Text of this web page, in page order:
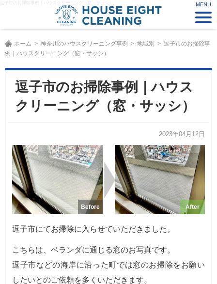
逗子市のお掃除事例｜ハウスクリーニング（窓・サッシ）
ホーム 神奈川のハウスクリーニング事例 地域別
逗子市のお掃除事
例｜ハウスクリーニング（窓・サッシ）
逗子市のお掃除事例｜ハウス
クリーニング（窓・サッシ）
2023年04月12日
Before After
逗子市にてお掃除に入らせていただきました。
こちらは、ベランダに通じる窓のお写真です。
逗子市などの海岸に沿った町では窓のお掃除をお願い
したいとのご依頼を多くいただきます。